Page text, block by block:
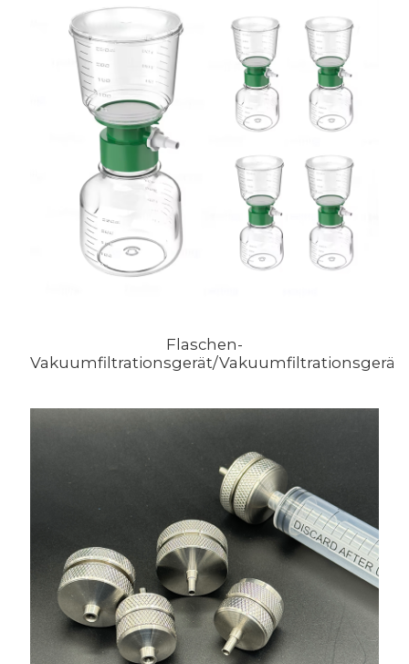
Flaschen-
Vakuumfiltrationsgerät/Vakuumfiltrationsgerät